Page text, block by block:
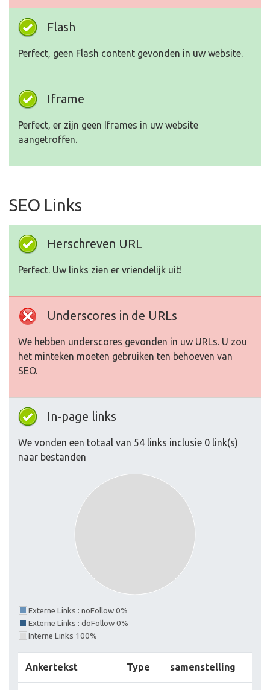
Flash
Perfect, geen Flash content gevonden in uw website.
Iframe
Perfect, er zijn geen Iframes in uw website
aangetroffen.
SEO Links
Herschreven URL
Perfect. Uw links zien er vriendelijk uit!
Underscores in de URLs
We hebben underscores gevonden in uw URLs. U zou
het minteken moeten gebruiken ten behoeven van
SEO.
In-page links
We vonden een totaal van 54 links inclusie 0 link(s)
naar bestanden
Externe Links : noFollow 0%
Externe Links : doFollow 0%
Interne Links 100%
Ankertekst Type samenstelling